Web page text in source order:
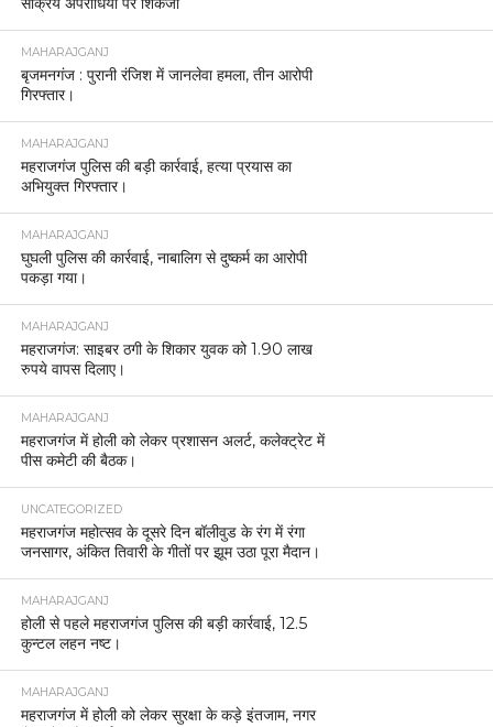
MAHARAJGANJ
बृजमनगंज : पुरानी रंजिश में जानलेवा हमला, तीन आरोपी
गिरफ्तार।
MAHARAJGANJ
महराजगंज पुलिस की बड़ी कार्रवाई, हत्या प्रयास का
अभियुक्त गिरफ्तार।
MAHARAJGANJ
घुघली पुलिस की कार्रवाई, नाबालिग से दुष्कर्म का आरोपी
पकड़ा गया।
MAHARAJGANJ
महराजगंज: साइबर ठगी के शिकार युवक को 1.90 लाख
रुपये वापस दिलाए।
MAHARAJGANJ
महराजगंज में होली को लेकर प्रशासन अलर्ट, कलेक्ट्रेट में
पीस कमेटी की बैठक।
UNCATEGORIZED
महराजगंज महोत्सव के दूसरे दिन बॉलीवुड के रंग में रंगा
जनसागर, अंकित तिवारी के गीतों पर झूम उठा पूरा मैदान।
MAHARAJGANJ
होली से पहले महराजगंज पुलिस की बड़ी कार्रवाई, 12.5
कुन्टल लहन नष्ट।
MAHARAJGANJ
महराजगंज में होली को लेकर सुरक्षा के कड़े इंतजाम, नगर